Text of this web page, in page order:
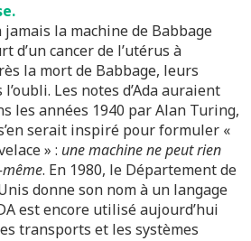
jamais la machine de Babbage
d’un cancer de l’utérus à
la mort de Babbage, leurs
Les notes d’Ada auraient
les années 1940 par Alan Turing,
serait inspiré pour formuler «
» : une machine ne peut rien
. En 1980, le Département de
donne son nom à un langage
est encore utilisé aujourd’hui
transports et les systèmes